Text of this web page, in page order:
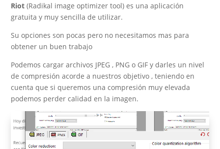
Riot (Radikal image optimizer tool) es una aplicación
gratuita y muy sencilla de utilizar.
Su opciones son pocas pero no necesitamos mas para
obtener un buen trabajo
Podemos cargar archivos JPEG , PNG o GIF y darles un nivel
de compresión acorde a nuestros objetivo , teniendo en
cuenta que si queremos una compresión muy elevada
podemos perder calidad en la imagen.